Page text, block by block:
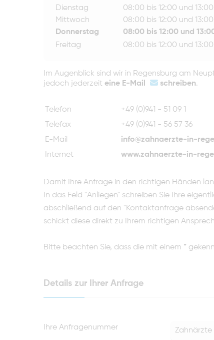
Dienstag
08:00 bis 12:00 und 13:00
Mittwoch
08:00 bis 12:00 und
Donnerstag
08:00 bis 12:00 und
Freitag
08:00 bis 12:00 und
Im Augenblick sind wir in Regensburg am
jedoch jederzeit eine E-Mail schreiben.
Telefon
+49 (0)941 - 51 09 1
Telefax
+49 (0)941 - 56 57 36
E-Mail
info@zahnaerzte-in-
Internet
www.zahnaerzte-in-
Damit Ihre Anfrage in den richtigen Händen
In das Feld "Anliegen" schreiben Sie Ihre
abschließend auf den "Kontaktanfrage
schickt diese direkt zu Ihrem richtigen
Bitte beachten Sie, dass die mit einem *
Details zur Ihrer Anfrage
Ihre Anfragenummer